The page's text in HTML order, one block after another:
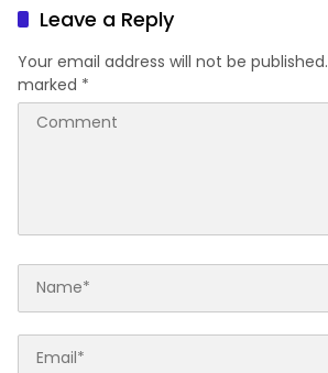
Leave a Reply
Your email address will not be published.
marked *